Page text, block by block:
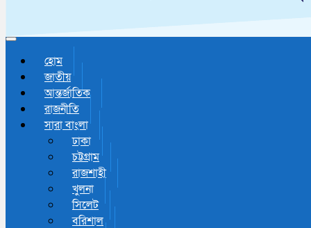
Toggle navigation
হোম
জাতীয়
আন্তর্জাতিক
রাজনীতি
সারা বাংলা
ঢাকা
চট্টগ্রাম
রাজশাহী
খুলনা
সিলেট
বরিশাল